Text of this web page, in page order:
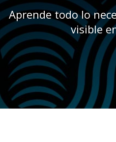
Aprende todo lo
visible